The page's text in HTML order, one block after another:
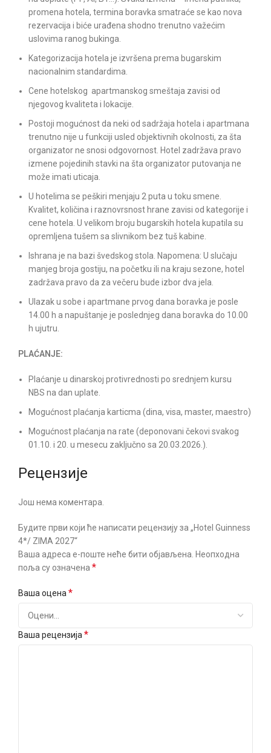
promena hotela, termina boravka smatraće se kao nova
rezervacija i biće urađena shodno trenutno važećim
uslovima ranog bukinga.
Kategorizacija hotela je izvršena prema bugarskim
nacionalnim standardima.
Cene hotelskog apartmanskog smeštaja zavisi od
njegovog kvaliteta i lokacije.
Postoji mogućnost da neki od sadržaja hotela i apartmana
trenutno nije u funkciji usled objektivnih okolnosti, za šta
organizator ne snosi odgovornost. Hotel zadržava pravo
izmene pojedinih stavki na šta organizator putovanja ne
može imati uticaja.
U hotelima se peškiri menjaju 2 puta u toku smene.
Kvalitet, količina i raznovrsnost hrane zavisi od kategorije i
cene hotela. U velikom broju bugarskih hotela kupatila su
opremljena tušem sa slivnikom bez tuš kabine.
Ishrana je na bazi švedskog stola. Napomena: U slučaju
manjeg broja gostiju, na početku ili na kraju sezone, hotel
zadržava pravo da za večeru bude izbor dva jela.
Ulazak u sobe i apartmane prvog dana boravka je posle
14.00 h a napuštanje je poslednjeg dana boravka do 10.00
h ujutru.
PLAĆANJE:
Plaćanje u dinarskoj protivrednosti po srednjem kursu
NBS na dan uplate.
Mogućnost plaćanja karticma (dina, visa, master, maestro)
Mogućnost plaćanja na rate (deponovani čekovi svakog
01.10. i 20. u mesecu zaključno sa 20.03.2026.).
Рецензије
Још нема коментара.
Будите први који ће написати рецензију за „Hotel Guinness
4*/ ZIMA 2027“
Ваша адреса е-поште неће бити објављена. Неопходна
поља су означена *
Ваша оцена*
Ваша рецензија*